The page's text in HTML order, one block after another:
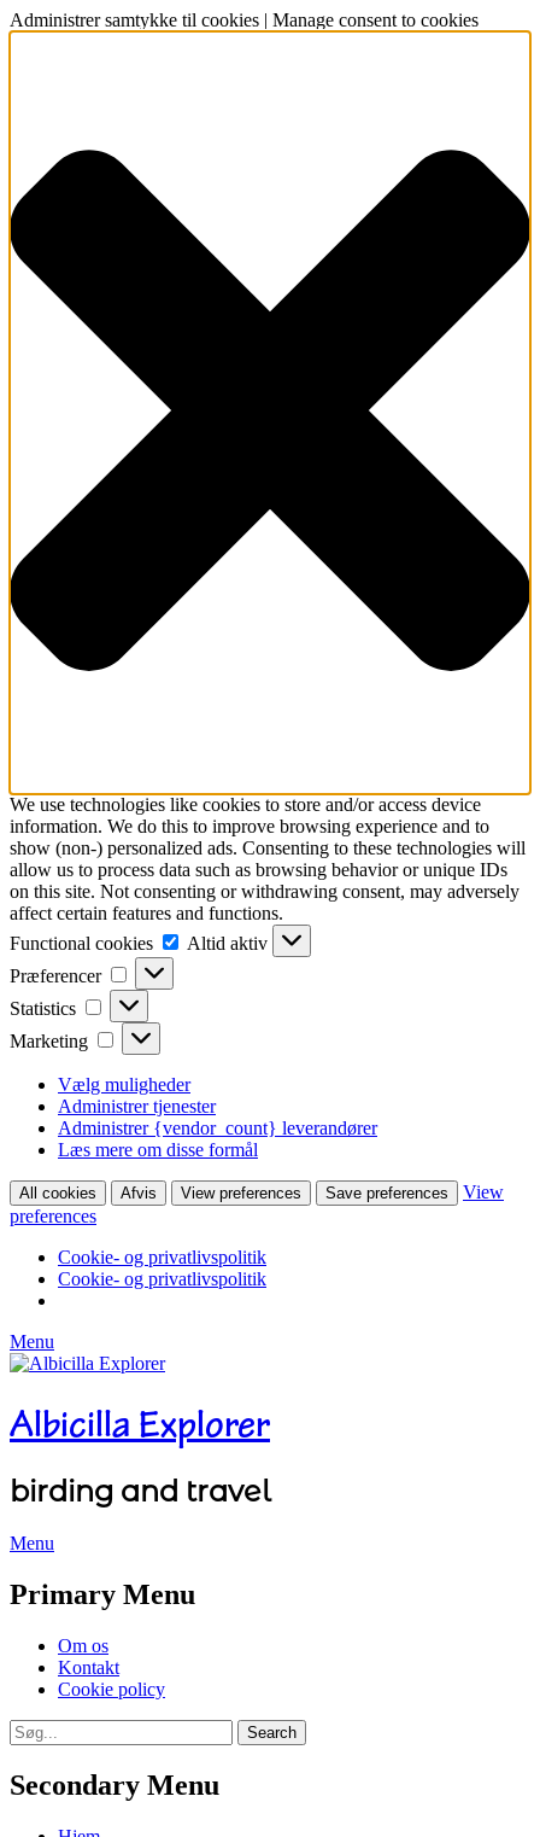
Administrer samtykke til cookies | Manage consent to cookies
We use technologies like cookies to store and/or access device
information. We do this to improve browsing experience and to
show (non-) personalized ads. Consenting to these technologies will
allow us to process data such as browsing behavior or unique IDs
on this site. Not consenting or withdrawing consent, may adversely
affect certain features and functions.
Functional cookies
Functional
cookies
Altid aktiv
Præferencer
Præferencer
Statistics Statistics
Marketing Marketing
Vælg muligheder
Administrer tjenester
Administrer {vendor_count} leverandører
Læs mere om disse formål
All cookies Afvis View preferences Save preferences
View
preferences
Cookie- og privatlivspolitik
Cookie- og privatlivspolitik
Menu
Albicilla Explorer
birding and travel
Menu
Primary Menu
Skip
content
Om os
Kontakt
Cookie policy
Search
Search
for:
Secondary Menu